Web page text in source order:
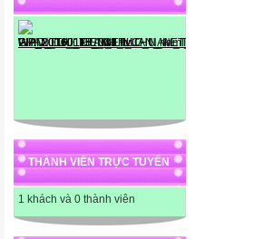
THÀNH VIÊN TRỰC TUYẾN
1 khách và 0 thành viên